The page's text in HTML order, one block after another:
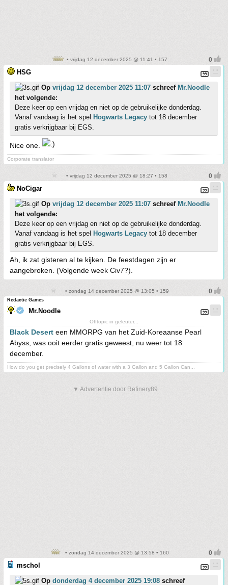
• vrijdag 12 december 2025 @ 11:41 • 157
HSG
Op vrijdag 12 december 2025 11:07 schreef Mr.Noodle
het volgende:
Deze keer op een vrijdag en niet op de gebruikelijke donderdag.
Vanaf vandaag is het spel Hogwarts Legacy tot 18 december
gratis verkrijgbaar bij EGS.
Nice one.
Corporate translator
• vrijdag 12 december 2025 @ 18:27 • 158
NoCigar
Op vrijdag 12 december 2025 11:07 schreef Mr.Noodle
het volgende:
Deze keer op een vrijdag en niet op de gebruikelijke donderdag.
Vanaf vandaag is het spel Hogwarts Legacy tot 18 december
gratis verkrijgbaar bij EGS.
Ah, ik zat gisteren al te kijken. De feestdagen zijn er
aangebroken. (Volgende week Civ7?).
• zondag 14 december 2025 @ 13:05 • 159
Redactie Games
Mr.Noodle
Offtopic in geleuter...
Black Desert een MMORPG van het Zuid-Koreaanse Pearl
Abyss, was ooit eerder gratis geweest, nu weer tot 18
december.
How do you get precisely 4 Gallons of water with a 3 Gallon and 5 Gallon Can...
▼ Advertentie door Refinery89
• zondag 14 december 2025 @ 13:58 • 160
mschol
Op donderdag 4 december 2025 19:08 schreef